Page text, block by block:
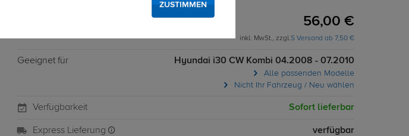
56,00 €
inkl. MwSt., zzgl.S Versand ab 7,50 €
Geeignet für Hyundai i30 CW Kombi 04.2008 - 07.2010
Alle passenden Modelle
Nicht Ihr Fahrzeug / Neu wählen
Verfügbarkeit Sofort lieferbar
Express Lieferung verfügbar
ZUSTIMMEN